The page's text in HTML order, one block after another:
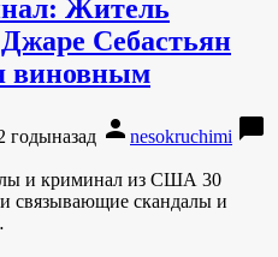
Житель
Себастьян
виновным
годыназад person nesokruchimi chat_bubble
и криминал из США 30
связывающие скандалы и